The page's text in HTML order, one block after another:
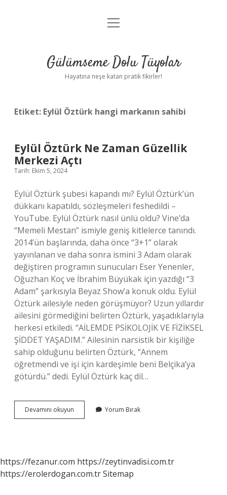
Anasayfa
Yasal Uyarı
menüyü
Gülümseme Dolu Tüyolar
Hayatına neşe katan pratik fikirler!
Etiket: Eylül Öztürk hangi markanın sahibi
Eylül Öztürk Ne Zaman Güzellik
Merkezi Açtı
Tarih: Ekim 5, 2024
Eylül Öztürk şubesi kapandı mı? Eylül Öztürk’ün
dükkanı kapatıldı, sözleşmeleri feshedildi –
YouTube. Eylül Öztürk nasıl ünlü oldu? Vine’da
“Memeli Mestan” ismiyle geniş kitlelerce tanındı.
2014’ün başlarında, daha önce “3+1” olarak
yayınlanan ve daha sonra ismini 3 Adam olarak
değiştiren programın sunucuları Eser Yenenler,
Oğuzhan Koç ve İbrahim Büyükak için yazdığı “3
Adam” şarkısıyla Beyaz Show’a konuk oldu. Eylül
Öztürk ailesiyle neden görüşmüyor? Uzun yıllardır
ailesini görmediğini belirten Öztürk, yaşadıklarıyla
herkesi etkiledi. “AİLEMDE PSİKOLOJİK VE FİZİKSEL
ŞİDDET YAŞADIM.” Ailesinin narsistik bir kişiliğe
sahip olduğunu belirten Öztürk, “Annem
öğretmendi ve işi için kardeşimle beni Belçika’ya
götürdü.” dedi. Eylül Öztürk kaç dil…
Devamını okuyun
Öztürk
Açtı
Yorum Bırak
https://fezanur.com https://zeytinvadisi.com.tr
https://erolerdogan.com.trSitemap